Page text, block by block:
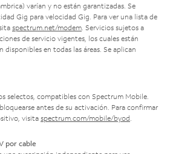
varían y no están garantizadas. Se
Gig para velocidad Gig. Para ver una lista de
spectrum.net/modem . Servicios sujetos a
de servicio vigentes, los cuales están
disponibles en todas las áreas. Se aplican
selectos, compatibles con Spectrum Mobile.
antes de su activación. Para confirmar
visita spectrum.com/mobile/byod
por cable